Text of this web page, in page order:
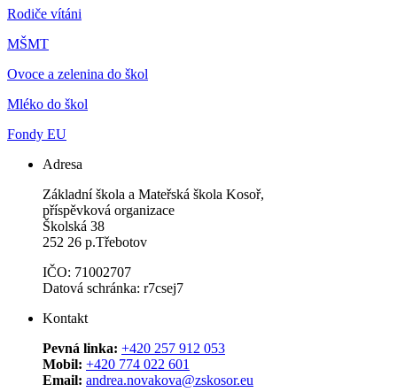
Rodiče vítáni
MŠMT
Ovoce a zelenina do škol
Mléko do škol
Fondy EU
Adresa
Základní škola a Mateřská škola Kosoř,
příspěvková organizace
Školská 38
252 26 p.Třebotov
IČO: 71002707
Datová schránka: r7csej7
Kontakt
Pevná linka: +420 257 912 053
Mobil: +420 774 022 601
Email: andrea.novakova@zskosor.eu